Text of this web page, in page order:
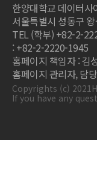
한양대학교 데이터사
서울특별시 성동구
TEL (학부) +82-2-
: +82-2-2220-1945
홈페이지 책임자 : 김
홈페이지 관리자, 담
Copyrights (c)
If you have any